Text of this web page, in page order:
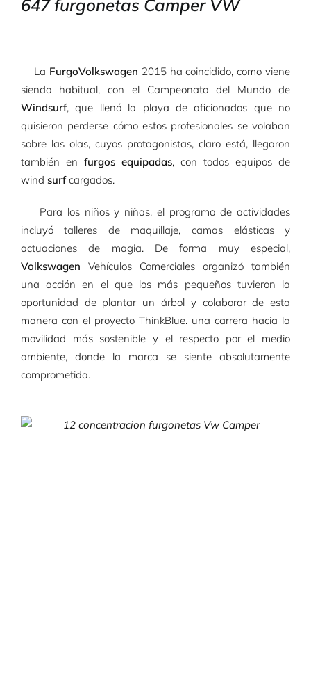
647 furgonetas Camper VW
La FurgoVolkswagen 2015 ha coincidido, como viene
siendo habitual, con el Campeonato del Mundo de
Windsurf, que llenó la playa de aficionados que no
quisieron perderse cómo estos profesionales se volaban
sobre las olas, cuyos protagonistas, claro está, llegaron
también en furgos equipadas, con todos equipos de
wind surfcargados.
Para los niños y niñas, el programa de actividades
incluyó talleres de maquillaje, camas elásticas y
actuaciones de magia. De forma muy especial,
Volkswagen Vehículos Comerciales organizó también
una acción en el que los más pequeños tuvieron la
oportunidad de plantar un árbol y colaborar de esta
manera con el proyecto ThinkBlue. una carrera hacia la
movilidad más sostenible y el respecto por el medio
ambiente, donde la marca se siente absolutamente
comprometida.